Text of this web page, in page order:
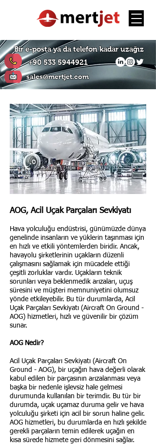
Bir e-posta ya da telefon kadar uzağız
+90 533 5944921
sales@mertjet.com
AOG, Acil Uçak Parçaları Sevkiyatı
Hava yolculuğu endüstrisi, günümüzde dünya
genelinde insanların ve yüklerin taşınması için
en hızlı ve etkili yöntemlerden biridir. Ancak,
havayolu şirketlerinin uçakların düzenli
çalışmasını sağlamak için mücadele ettiği
çeşitli zorluklar vardır. Uçakların teknik
sorunları veya beklenmedik arızaları, uçuş
süresini ve müşteri memnuniyetini olumsuz
yönde etkileyebilir. Bu tür durumlarda, Acil
Uçak Parçaları Sevkiyatı (Aircraft On Ground -
AOG) hizmetleri, hızlı ve güvenilir bir çözüm
sunar.
AOG Nedir?
Acil Uçak Parçaları Sevkiyatı (Aircraft On
Ground - AOG), bir uçağın hava değerli olarak
kabul edilen bir parçasının arızalanması veya
başka bir nedenle işlevsiz hale gelmesi
durumunda kullanılan bir terimdir. Bu tür bir
durumda, uçak uçamaz duruma gelir ve hava
yolculuğu şirketi için acil bir sorun haline gelir.
AOG hizmetleri, bu durumlarda en hızlı şekilde
gerekli parçaların temin edilerek uçağın en
kısa sürede hizmete geri dönmesini sağlar.